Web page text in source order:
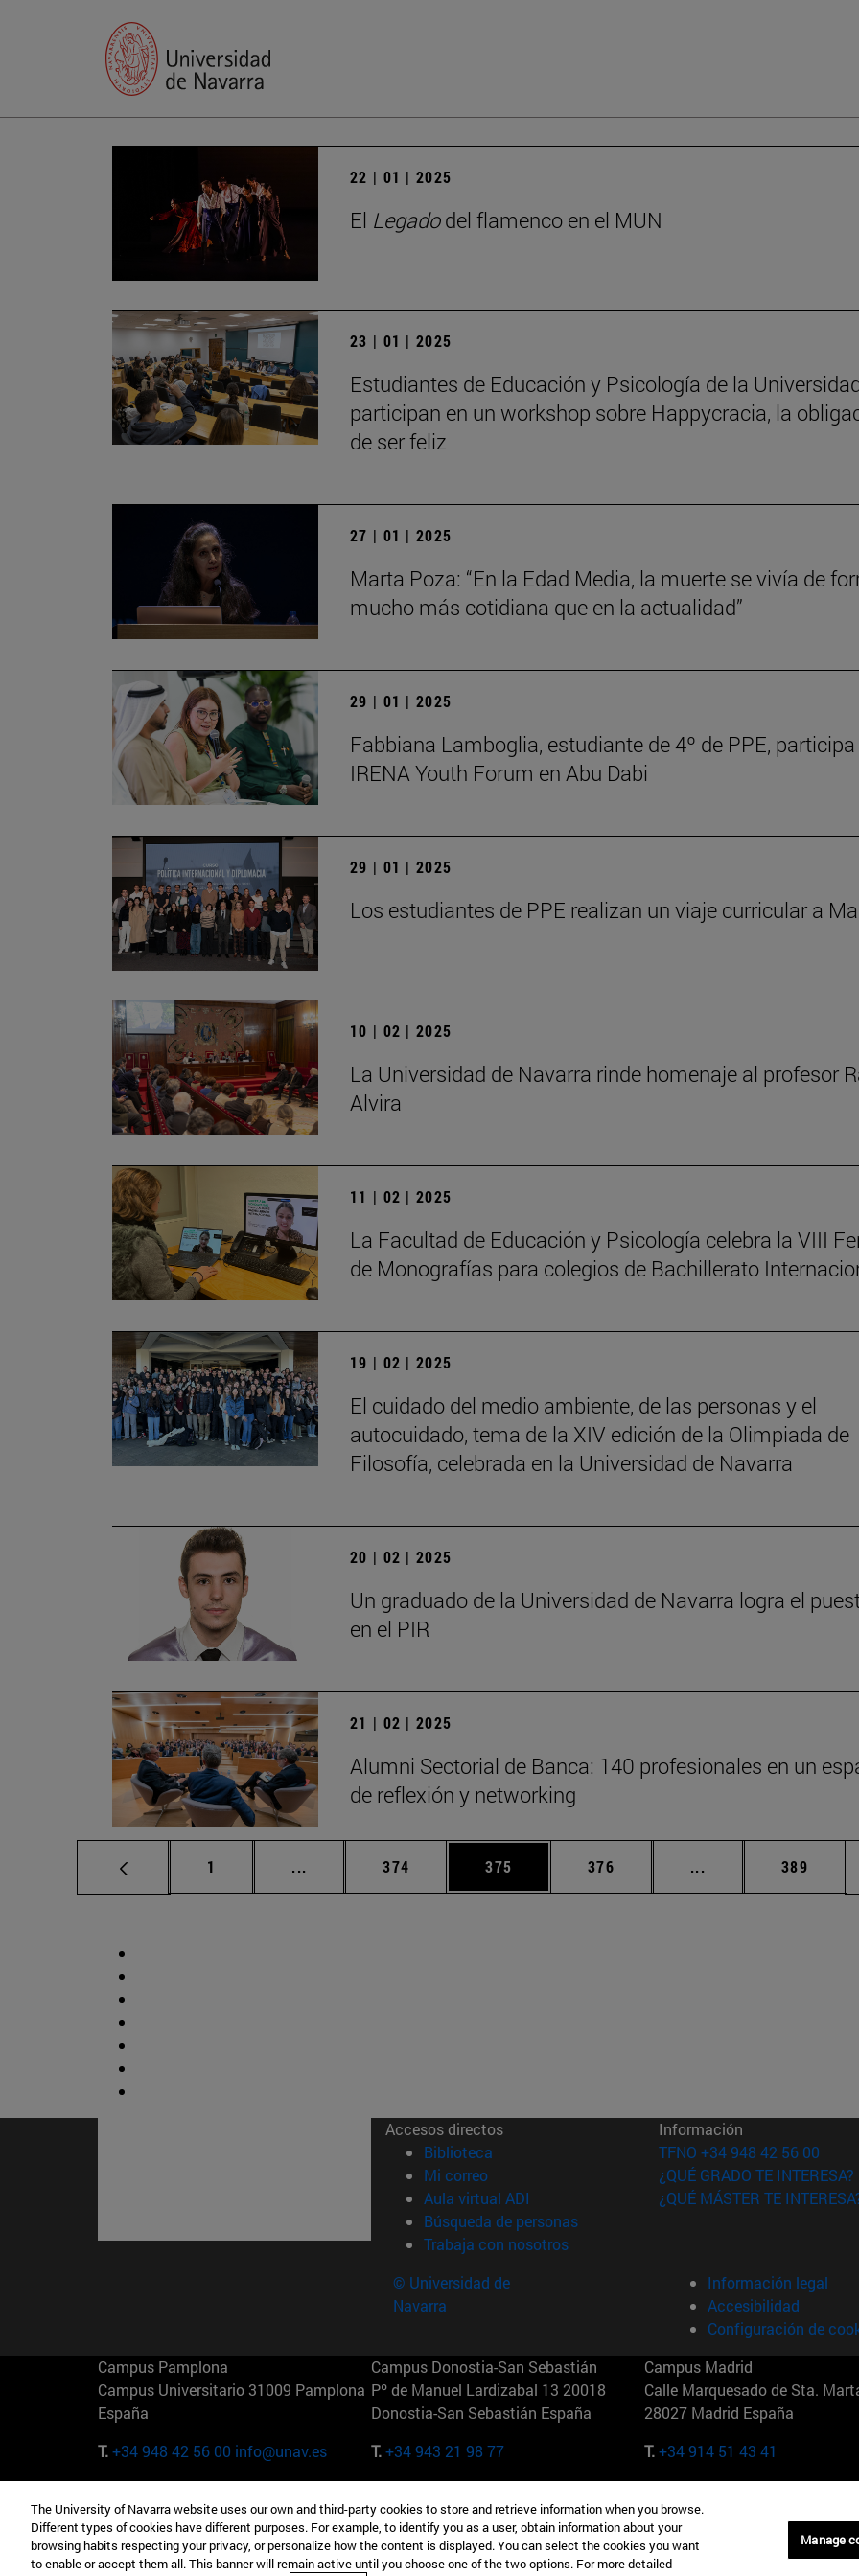
22 | 01 | 2025
El Legadodel flamenco en el MUN
23 | 01 | 2025
Estudiantes de Educación y Psicología de la
participan en un workshop sobre Happycracia, la
de ser feliz
27 | 01 | 2025
Marta Poza: “En la Edad Media, la muerte se vivía de
mucho más cotidiana que en la actualidad”
29 | 01 | 2025
Fabbiana Lamboglia, estudiante de 4º de PPE, participa
IRENA Youth Forum en Abu Dabi
29 | 01 | 2025
Los estudiantes de PPE realizan un viaje curricular a
10 | 02 | 2025
La Universidad de Navarra rinde homenaje al profesor
Alvira
11 | 02 | 2025
La Facultad de Educación y Psicología celebra la VIII
de Monografías para colegios de Bachillerato
19 | 02 | 2025
El cuidado del medio ambiente, de las personas y el
autocuidado, tema de la XIV edición de la Olimpiada de
Filosofía, celebrada en la Universidad de Navarra
20 | 02 | 2025
Un graduado de la Universidad de Navarra logra el
en el PIR
21 | 02 | 2025
Alumni Sectorial de Banca: 140 profesionales en un
de reflexión y networking
Página
1 ... Páginas intermedias Use TAB para desplazarse.
Página
374 Página
375 Página
376 ... Páginas intermedias
Página
389
Accesos directos
Biblioteca (abre en nueva ventana)
Mi correo(abre en nueva ventana)
Aula virtual ADI (abre en nueva ventana)
Búsqueda de personas(abre en nueva ventana)
Trabaja con nosotros(abre en nueva ventana)
Información
TFNO +34 948 42 56 00
¿QUÉ GRADO TE INTERESA?
¿QUÉ MÁSTER TE
© Universidad de
Navarra
Información legal
Accesibilidad
Configuración de
Campus Pamplona
Campus Universitario 31009 Pamplona
España
T.+34 948 42 56 00 info@unav.es
Campus Donostia-San Sebastián
Pº de Manuel Lardizabal 13 20018
Donostia-San Sebastián España
T.+34 943 21 98 77
Campus Madrid
Calle Marquesado de Sta.
28027 Madrid España
T.+34 914 51 43 41
Camino del Cerro Águila 3 28023
Madrid España
165 W 57th St 10019-2201 Nueva York
EE.UU
Maria-Theresia-Straße 15 81675
Múnich Alemania
The University of Navarra website uses our own and third-party cookies to store and retrieve information when you browse.
Different types of cookies have different purposes. For example, to identify you as a user, obtain information about your
browsing habits respecting your privacy, or personalize how the content is displayed. You can select the cookies you want
to enable or accept them all. This banner will remain active until you choose one of the two options. For more detailed
Manage